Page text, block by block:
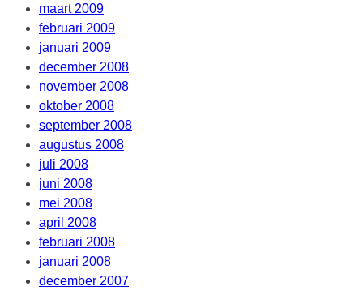
maart 2009
februari 2009
januari 2009
december 2008
november 2008
oktober 2008
september 2008
augustus 2008
juli 2008
juni 2008
mei 2008
april 2008
februari 2008
januari 2008
december 2007